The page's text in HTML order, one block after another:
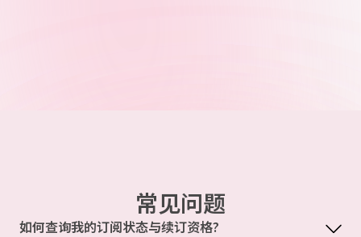
常见问题
如何查询我的订阅状态与续订资格?